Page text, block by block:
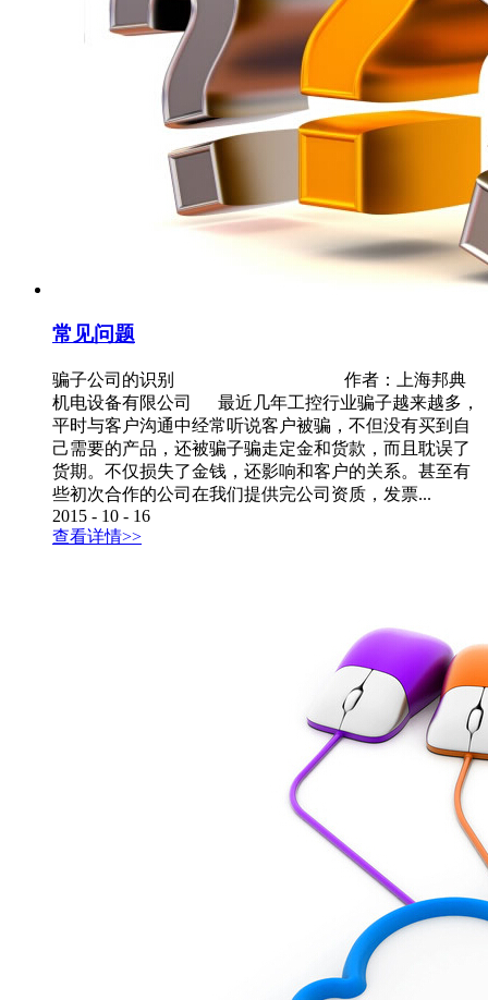
常见问题
骗子公司的识别 作者：上海邦典
机电设备有限公司 最近几年工控行业骗子越来越多，
平时与客户沟通中经常听说客户被骗，不但没有买到自
己需要的产品，还被骗子骗走定金和货款，而且耽误了
货期。不仅损失了金钱，还影响和客户的关系。甚至有
些初次合作的公司在我们提供完公司资质，发票...
2015 - 10 - 16
查看详情>>